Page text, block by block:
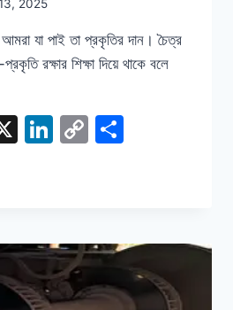
2025
যা পাই তা প্রকৃতির দান। চৈত্র
রক্ষার শিক্ষা দিয়ে থাকে বলে
X LinkedIn
Copy